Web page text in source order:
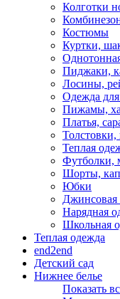
Колготки
Костюмы
Куртки,
Пиджаки,
Лосины,
Одежда для
Пижамы,
Платья,
Теплая
Футболки,
Шорты,
Юбки
Джинсовая
Нарядная
Школьная
Теплая одежда
end2end
Детский сад
Нижнее белье
Показать